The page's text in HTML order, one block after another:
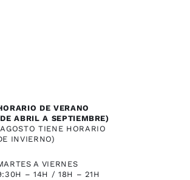
DE VERANO
ABRIL A SEPTIEMBRE)
TIENE HORARIO
INVIERNO)
A VIERNES
– 14H / 18H – 21H